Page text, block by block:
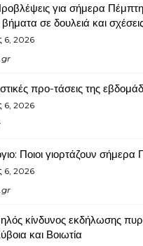
για σήμερα
σε δουλειά και
6, 2026
προ-τάσεις της
6, 2026
Ποιοι γιορτάζουν
6, 2026
κίνδυνος εκδήλωσης
και Βοιωτία